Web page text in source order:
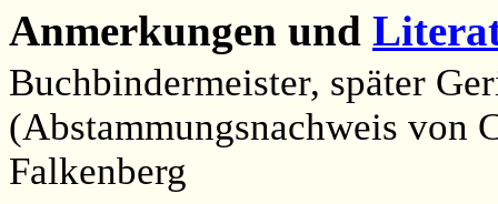
Anmerkungen und
Buchbindermeister, später
(Abstammungsnachweis von
Falkenberg